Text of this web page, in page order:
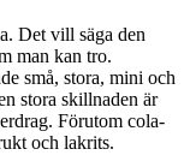
Det vill säga den
man kan tro.
små, stora, mini och
stora skillnaden är
Förutom cola-
och lakrits.